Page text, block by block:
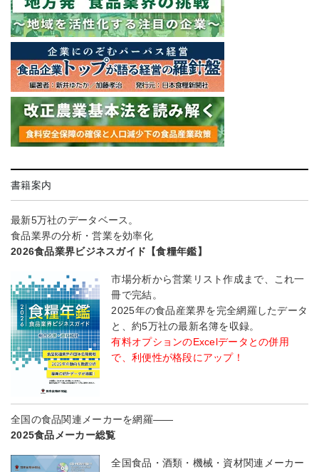
書籍案内
最新5万社のデータベース。
食品業界の分析・営業を効率化
2026食品業界ビジネスガイド【食糧年鑑】
市場分析から営業リスト作成まで、これ一
冊で完結。
2025年の食品産業界を完全網羅したデータ
と、約5万社の最新名簿を収録。
有料オプションのExcelデータとの併用
で、利便性が格段にアップ！
全国の食品関連メーカーを網羅――
2025食品メーカー総覧
全国食品・酒類・機械・資材関連メーカー